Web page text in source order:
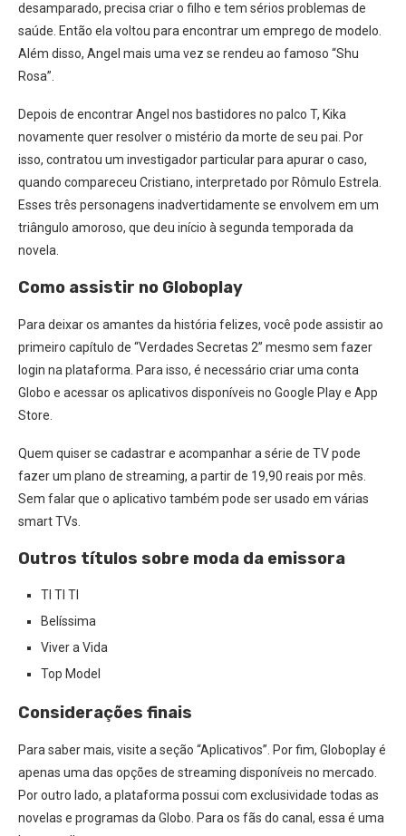
desamparado, precisa criar o filho e tem sérios problemas de
saúde. Então ela voltou para encontrar um emprego de modelo.
Além disso, Angel mais uma vez se rendeu ao famoso “Shu
Rosa”.
Depois de encontrar Angel nos bastidores no palco T, Kika
novamente quer resolver o mistério da morte de seu pai. Por
isso, contratou um investigador particular para apurar o caso,
quando compareceu Cristiano, interpretado por Rômulo Estrela.
Esses três personagens inadvertidamente se envolvem em um
triângulo amoroso, que deu início à segunda temporada da
novela.
Como assistir no Globoplay
Para deixar os amantes da história felizes, você pode assistir ao
primeiro capítulo de “Verdades Secretas 2” mesmo sem fazer
login na plataforma. Para isso, é necessário criar uma conta
Globo e acessar os aplicativos disponíveis no Google Play e App
Store.
Quem quiser se cadastrar e acompanhar a série de TV pode
fazer um plano de streaming, a partir de 19,90 reais por mês.
Sem falar que o aplicativo também pode ser usado em várias
smart TVs.
Outros títulos sobre moda da emissora
TI TI TI
Belíssima
Viver a Vida
Top Model
Considerações finais
Para saber mais, visite a seção “Aplicativos”. Por fim, Globoplay é
apenas uma das opções de streaming disponíveis no mercado.
Por outro lado, a plataforma possui com exclusividade todas as
novelas e programas da Globo. Para os fãs do canal, essa é uma